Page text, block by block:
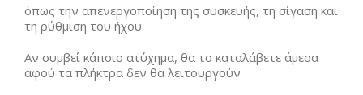
όπως την απενεργοποίηση της συσκευής, τη σίγαση και
τη ρύθμιση του ήχου.
Αν συμβεί κάποιο ατύχημα, θα το καταλάβετε άμεσα
αφού τα πλήκτρα δεν θα λειτουργούν